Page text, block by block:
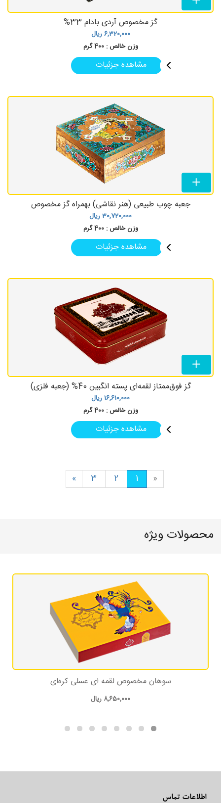
گز مخصوص آردی بادام 33%
6,320,000ریال
وزن خالص : 400 گرم
مشاهده جزئیات
جعبه چوب طبیعی (هنر نقاشی) بهمراه گز مخصوص
30,720,000ریال
وزن خالص : 400 گرم
مشاهده جزئیات
گز فوق‌ممتاز لقمه‌ای پسته انگبین 40% (جعبه فلزی)
16,610,000ریال
وزن خالص : 400 گرم
مشاهده جزئیات
»
1
2
3
«
محصولات ویژه
سوهان مخصوص لقمه ای عسلی کره‌ای
8,650,000 ریال
اطلاعات تماس